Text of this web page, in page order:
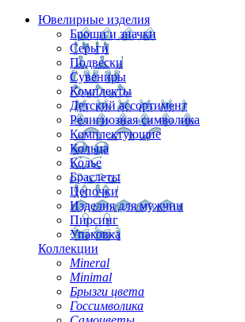
Ювелирные изделия
Броши и значки
Серьги
Подвески
Сувениры
Комплекты
Детский ассортимент
Религиозная символика
Комплектующие
Кольца
Колье
Браслеты
Цепочки
Изделия для мужчин
Пирсинг
Упаковка
Коллекции
Mineral
Minimal
Брызги цвета
Госсимволика